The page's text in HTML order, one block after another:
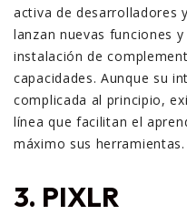
activa de desarrolladores
lanzan nuevas funciones
instalación de
capacidades. Aunque su
complicada al principio,
línea que facilitan el
máximo sus herramientas.
3. PIXLR